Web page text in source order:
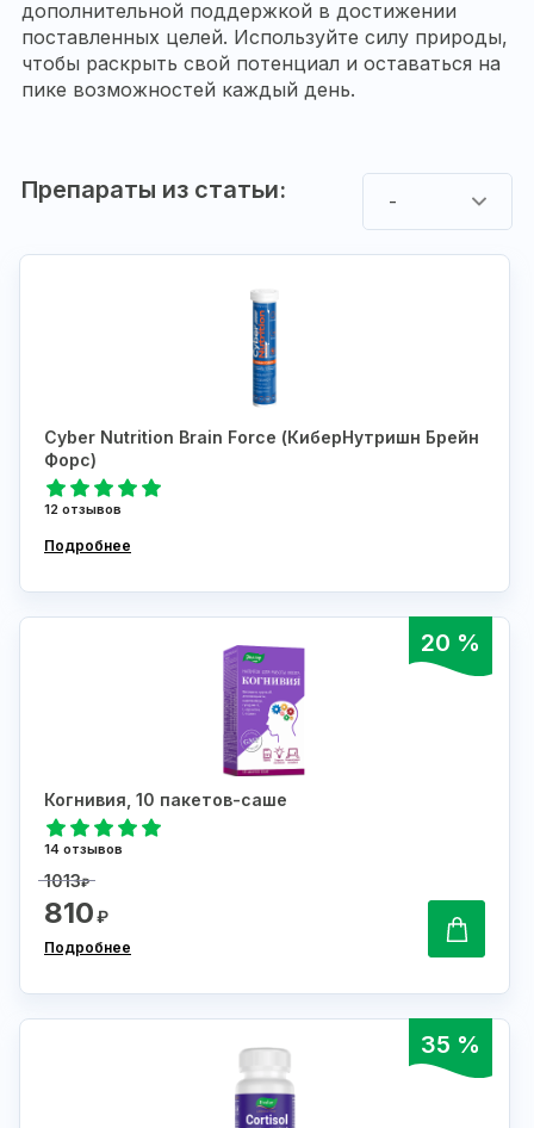
дополнительной поддержкой в достижении
поставленных целей. Используйте силу природы,
чтобы раскрыть свой потенциал и оставаться на
пике возможностей каждый день.
Препараты из статьи: -
Cyber Nutrition Brain Force (КиберНутришн Брейн
Форс)
12 отзывов
Подробнее
20 %
Когнивия, 10 пакетов-саше
14 отзывов
1013₽
810₽
Подробнее
35 %